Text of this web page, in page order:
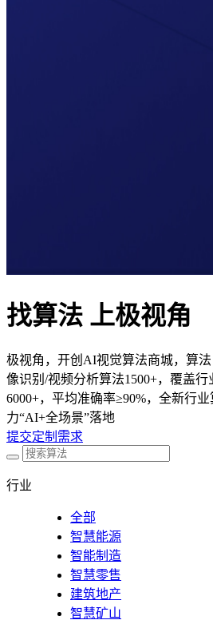
找算法 上极视角
极视角，开创AI视觉算法商城，算
像识别/视频分析算法1500+，覆盖行
6000+，平均准确率≥90%，全新行
力“AI+全场景”落地
提交定制需求
行业
全部
智慧能源
智能制造
智慧零售
建筑地产
智慧矿山